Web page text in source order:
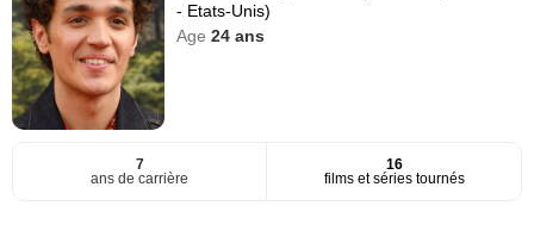
- Etats-Unis)
Age24 ans
7
ans de carrière
16
films et séries tournés